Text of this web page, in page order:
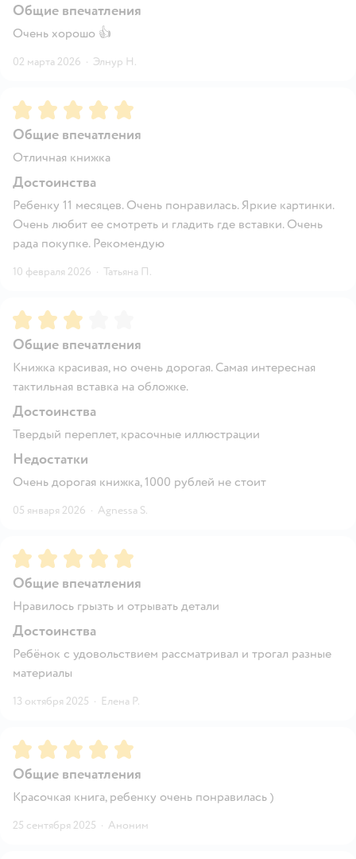
Общие впечатления
Очень хорошо 👍
02 марта 2026 · Элнур Н.
Рейтинг:5
Общие впечатления
Отличная книжка
Достоинства
Ребенку 11 месяцев. Очень понравилась. Яркие картинки.
Очень любит ее смотреть и гладить где вставки. Очень
рада покупке. Рекомендую
10 февраля 2026 · Татьяна П.
Рейтинг:3
Общие впечатления
Книжка красивая, но очень дорогая. Самая интересная
тактильная вставка на обложке.
Достоинства
Твердый переплет, красочные иллюстрации
Недостатки
Очень дорогая книжка, 1000 рублей не стоит
05 января 2026 · Аgnessa S.
Рейтинг:5
Общие впечатления
Нравилось грызть и отрывать детали
Достоинства
Ребёнок с удовольствием рассматривал и трогал разные
материалы
13 октября 2025 · Елена Р.
Рейтинг:5
Общие впечатления
Красочкая книга, ребенку очень понравилась )
25 сентября 2025 · Аноним